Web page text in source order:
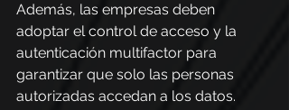
Además, las empresas deben
adoptar el control de acceso y la
autenticación multifactor para
garantizar que solo las personas
autorizadas accedan a los datos.